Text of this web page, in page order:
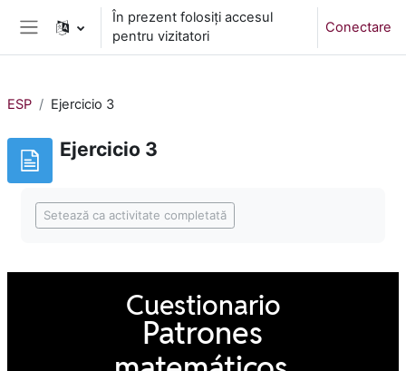
Sari la conţinutul principal
Panou lateral
În prezent folosiți accesul
pentru vizitatori
Conectare
ESP Ejercicio 3
Ejercicio 3
Setează ca activitate completată